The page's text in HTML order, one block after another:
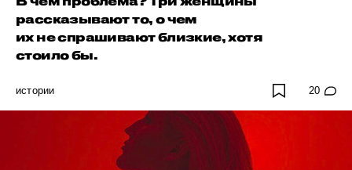
рассказывают то, о чем
их не спрашивают близкие, хотя
стоило бы.
истории 20